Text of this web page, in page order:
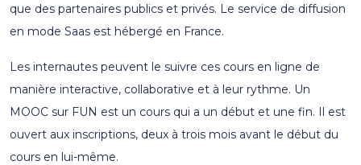
que des partenaires publics et privés. Le service de diffusion
en mode Saas est hébergé en France.
Les internautes peuvent le suivre ces cours en ligne de
manière interactive, collaborative et à leur rythme. Un
MOOC sur FUN est un cours qui a un début et une fin. Il est
ouvert aux inscriptions, deux à trois mois avant le début du
cours en lui-même.